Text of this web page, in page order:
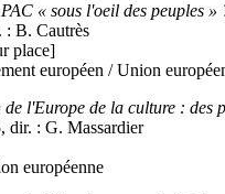
« sous l'oeil des peuples
: B. Cautrès
place]
européen / Union
l'Europe de la culture : des
dir. : G. Massardier
européenne